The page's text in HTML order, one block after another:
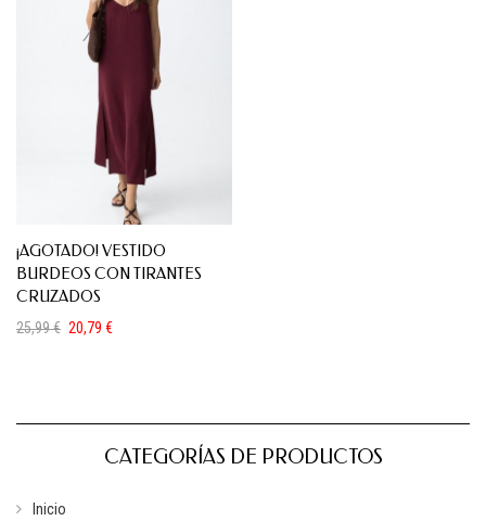
¡AGOTADO! VESTIDO
BURDEOS CON TIRANTES
CRUZADOS
25,99€ 20,79 €
CATEGORÍAS DE PRODUCTOS
Inicio